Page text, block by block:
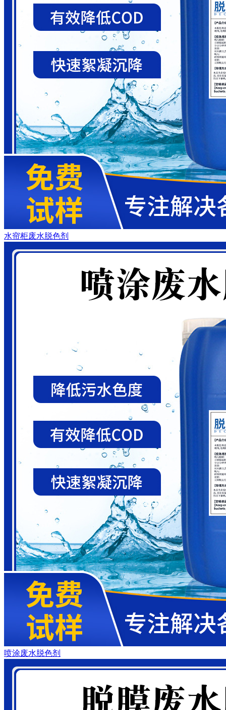
水帘柜废水脱色剂
喷涂废水脱色剂